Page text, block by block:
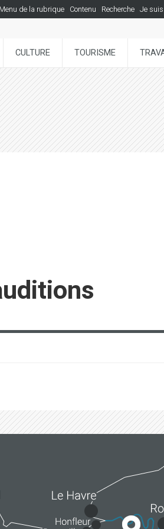
Menu de la rubrique Contenu Recherche Je suis
CULTURE TOURISME